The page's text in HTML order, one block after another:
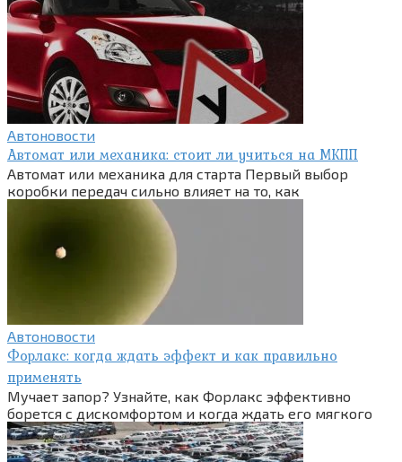
Автоновости
Автомат или механика: стоит ли учиться на МКПП
Автомат или механика для старта Первый выбор
коробки передач сильно влияет на то, как
Автоновости
Форлакс: когда ждать эффект и как правильно
применять
Мучает запор? Узнайте, как Форлакс эффективно
борется с дискомфортом и когда ждать его мягкого